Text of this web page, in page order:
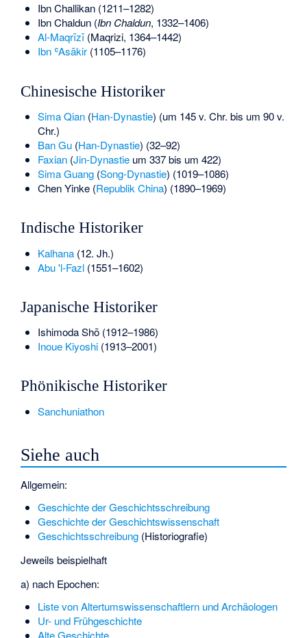
Ibn Challikan(1211–1282)
Ibn Chaldun(Ibn Chaldun, 1332–1406)
Al-Maqrīzī(Maqrizi, 1364–1442)
Ibn ʿAsākir(1105–1176)
Chinesische Historiker
Sima Qian(Han-Dynastie) (um 145 v. Chr. bis um 90 v.
Chr.)
Ban Gu(Han-Dynastie) (32–92)
Faxian(Jin-Dynastieum 337 bis um 422)
Sima Guang(Song-Dynastie) (1019–1086)
Chen Yinke(Republik China) (1890–1969)
Indische Historiker
Kalhana(12. Jh.)
Abu 'l-Fazl(1551–1602)
Japanische Historiker
Ishimoda Shō(1912–1986)
Inoue Kiyoshi(1913–2001)
Phönikische Historiker
Sanchuniathon
Siehe auch
Allgemein:
Geschichte der Geschichtsschreibung
Geschichte der Geschichtswissenschaft
Geschichtsschreibung(Historiografie)
Jeweils beispielhaft
a) nach Epochen:
Liste von Altertumswissenschaftlern und Archäologen
Ur- und Frühgeschichte
Alte Geschichte